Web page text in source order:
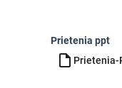
Prietenia ppt
Prietenia-